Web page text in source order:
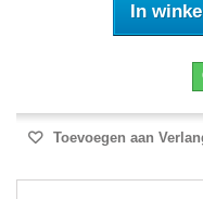
In
Toevoegen aan